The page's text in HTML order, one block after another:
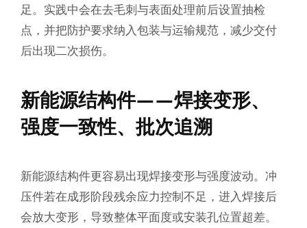
足。实践中会在去毛刺与表面处理前后设置抽检
点，并把防护要求纳入包装与运输规范，减少交付
后出现二次损伤。
新能源结构件——焊接变形、
强度一致性、批次追溯
新能源结构件更容易出现焊接变形与强度波动。冲
压件若在成形阶段残余应力控制不足，进入焊接后
会放大变形，导致整体平面度或安装孔位置超差。